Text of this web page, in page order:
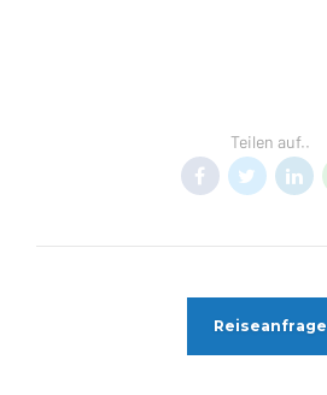
Teilen auf..
Reiseanfrage